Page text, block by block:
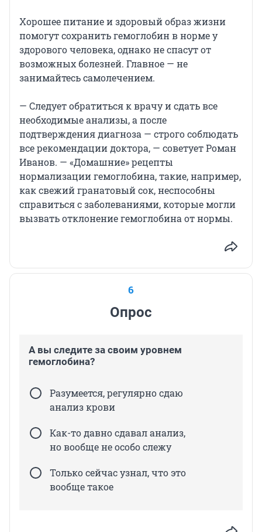
Хорошее питание и здоровый образ жизни
помогут сохранить гемоглобин в норме у
здорового человека, однако не спасут от
возможных болезней. Главное — не
занимайтесь самолечением.
— Следует обратиться к врачу и сдать все
необходимые анализы, а после
подтверждения диагноза — строго соблюдать
все рекомендации доктора, — советует Роман
Иванов. — «Домашние» рецепты
нормализации гемоглобина, такие, например,
как свежий гранатовый сок, неспособны
справиться с заболеваниями, которые могли
вызвать отклонение гемоглобина от нормы.
6
Опрос
А вы следите за своим уровнем
гемоглобина?
Разумеется, регулярно сдаю
анализ крови
Как-то давно сдавал анализ,
но вообще не особо слежу
Только сейчас узнал, что это
вообще такое